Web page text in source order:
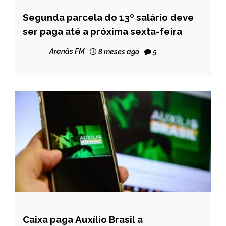
BRASIL
NOTÍCIAS
Segunda parcela do 13º salário deve
ser paga até a próxima sexta-feira
Aranãs FM 8 meses ago 5
BRASIL
Caixa paga Auxílio Brasil a